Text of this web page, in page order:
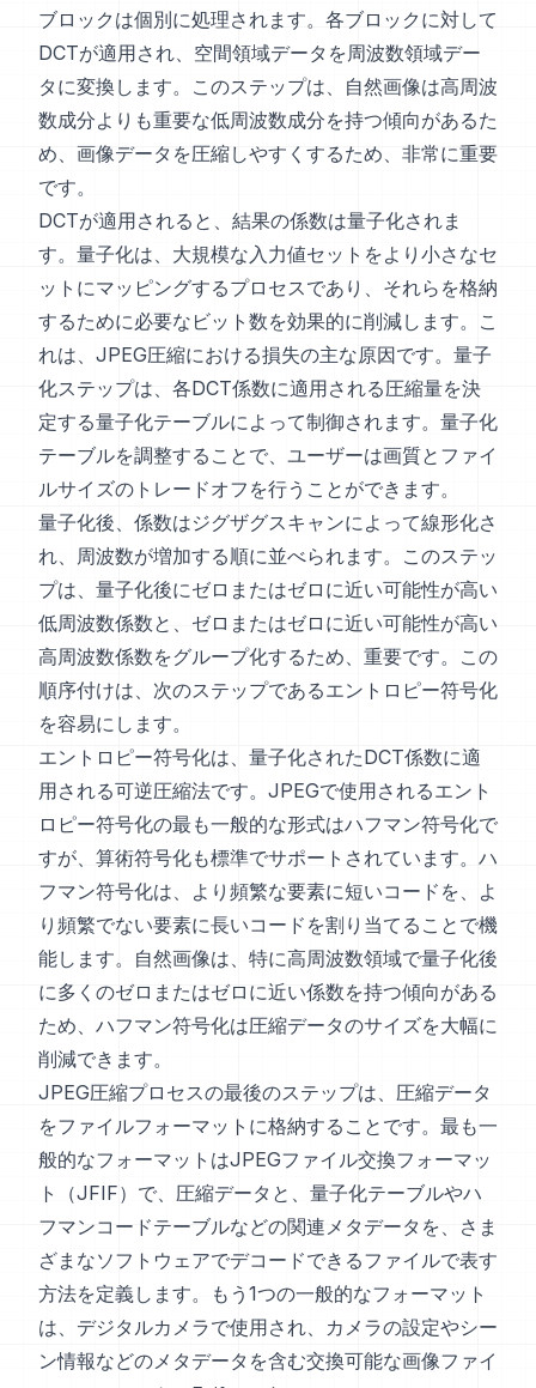
ブロックは個別に処理されます。各ブロックに対して
DCTが適用され、空間領域データを周波数領域デー
タに変換します。このステップは、自然画像は高周波
数成分よりも重要な低周波数成分を持つ傾向があるた
め、画像データを圧縮しやすくするため、非常に重要
です。
DCTが適用されると、結果の係数は量子化されま
す。量子化は、大規模な入力値セットをより小さなセ
ットにマッピングするプロセスであり、それらを格納
するために必要なビット数を効果的に削減します。こ
れは、JPEG圧縮における損失の主な原因です。量子
化ステップは、各DCT係数に適用される圧縮量を決
定する量子化テーブルによって制御されます。量子化
テーブルを調整することで、ユーザーは画質とファイ
ルサイズのトレードオフを行うことができます。
量子化後、係数はジグザグスキャンによって線形化さ
れ、周波数が増加する順に並べられます。このステッ
プは、量子化後にゼロまたはゼロに近い可能性が高い
低周波数係数と、ゼロまたはゼロに近い可能性が高い
高周波数係数をグループ化するため、重要です。この
順序付けは、次のステップであるエントロピー符号化
を容易にします。
エントロピー符号化は、量子化されたDCT係数に適
用される可逆圧縮法です。JPEGで使用されるエント
ロピー符号化の最も一般的な形式はハフマン符号化で
すが、算術符号化も標準でサポートされています。ハ
フマン符号化は、より頻繁な要素に短いコードを、よ
り頻繁でない要素に長いコードを割り当てることで機
能します。自然画像は、特に高周波数領域で量子化後
に多くのゼロまたはゼロに近い係数を持つ傾向がある
ため、ハフマン符号化は圧縮データのサイズを大幅に
削減できます。
JPEG圧縮プロセスの最後のステップは、圧縮データ
をファイルフォーマットに格納することです。最も一
般的なフォーマットはJPEGファイル交換フォーマッ
ト（JFIF）で、圧縮データと、量子化テーブルやハ
フマンコードテーブルなどの関連メタデータを、さま
ざまなソフトウェアでデコードできるファイルで表す
方法を定義します。もう1つの一般的なフォーマット
は、デジタルカメラで使用され、カメラの設定やシー
ン情報などのメタデータを含む交換可能な画像ファイ